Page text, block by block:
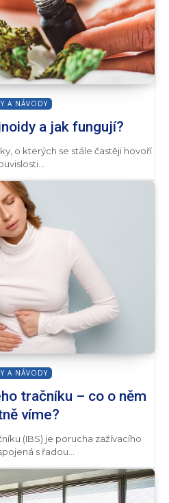
A NÁVODY
a jak fungují?
o kterých se stále častěji hovoří
A NÁVODY
tračníku – co o něm
víme?
(IBS) je porucha zažívacího
s řadou...